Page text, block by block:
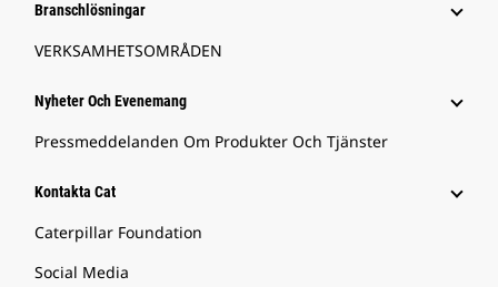
Branschlösningar
VERKSAMHETSOMRÅDEN
Nyheter Och Evenemang
Pressmeddelanden Om Produkter Och Tjänster
Kontakta Cat
Caterpillar Foundation
Social Media